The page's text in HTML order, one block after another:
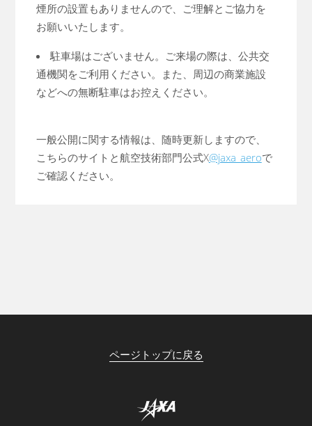
煙所の設置もありませんので、ご理解とご協力を
お願いいたします。
駐車場はございません。ご来場の際は、公共交
通機関をご利用ください。また、周辺の商業施設
などへの無断駐車はお控えください。
一般公開に関する情報は、随時更新しますので、
こちらのサイトと航空技術部門公式X@jaxa_aeroで
ご確認ください。
ページトップに戻る